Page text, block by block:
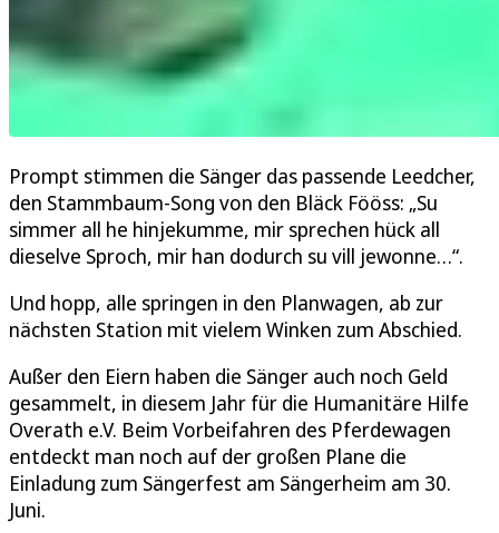
Prompt stimmen die Sänger das passende Leedcher,
den Stammbaum-Song von den Bläck Fööss: „Su
simmer all he hinjekumme, mir sprechen hück all
dieselve Sproch, mir han dodurch su vill jewonne…“.
Und hopp, alle springen in den Planwagen, ab zur
nächsten Station mit vielem Winken zum Abschied.
Außer den Eiern haben die Sänger auch noch Geld
gesammelt, in diesem Jahr für die Humanitäre Hilfe
Overath e.V. Beim Vorbeifahren des Pferdewagen
entdeckt man noch auf der großen Plane die
Einladung zum Sängerfest am Sängerheim am 30.
Juni.